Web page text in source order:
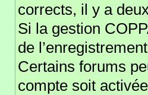
corrects, il y a
Si la gestion
de
Certains forums
compte soit